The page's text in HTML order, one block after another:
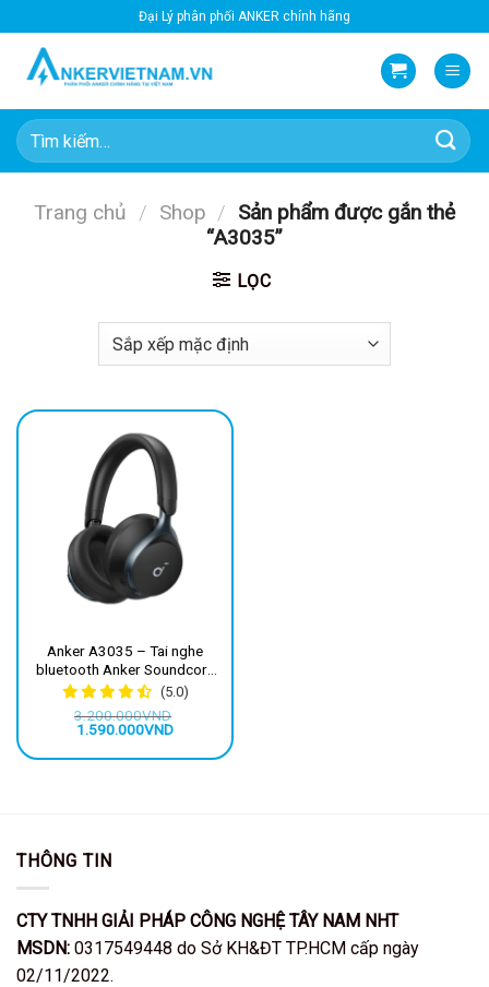
qua
Đại Lý phân phối ANKER chính hãng
Tìm
kiếm:
Trang chủ / Shop / Sản phẩm được gắn thẻ
“A3035”
LỌC
Anker A3035 – Tai nghe
bluetooth Anker Soundcore
Space One ANC Q30 BT 5.3,
pin 55h, Hi-res, LDAC, chống
ồn chủ động
(5.0)
3.200.000VND
Giá
là:
1.590.000VNDGiá
tại
THÔNG TIN
CTY TNHH GIẢI PHÁP CÔNG NGHỆ TÂY NAM NHT
MSDN: 0317549448 do Sở KH&ĐT TP.HCM cấp ngày
02/11/2022.